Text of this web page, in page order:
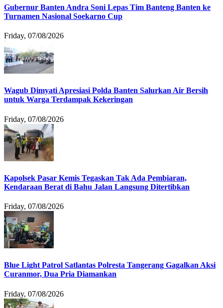
Gubernur Banten Andra Soni Lepas Tim Banteng Banten ke
Turnamen Nasional Soekarno Cup
Friday, 07/08/2026
Wagub Dimyati Apresiasi Polda Banten Salurkan Air Bersih
untuk Warga Terdampak Kekeringan
Friday, 07/08/2026
Kapolsek Pasar Kemis Tegaskan Tak Ada Pembiaran,
Kendaraan Berat di Bahu Jalan Langsung Ditertibkan
Friday, 07/08/2026
Blue Light Patrol Satlantas Polresta Tangerang Gagalkan Aksi
Curanmor, Dua Pria Diamankan
Friday, 07/08/2026